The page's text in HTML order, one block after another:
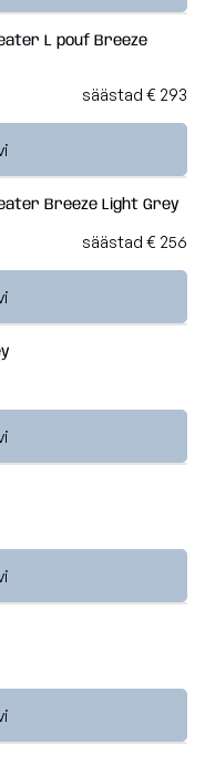
L pouf Breeze
säästad € 293
Breeze Light Grey
säästad € 256